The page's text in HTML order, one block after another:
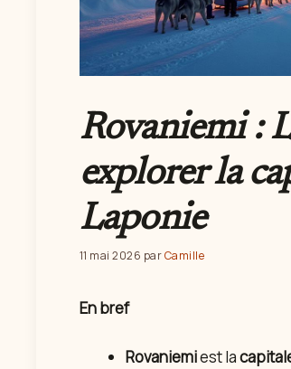
Rovaniemi :
explorer la
Laponie
11 mai 2026 parCamille
En bref
Rovaniemiest la